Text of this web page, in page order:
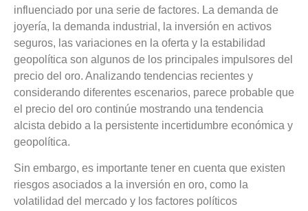
influenciado por una serie de factores. La demanda de
joyería, la demanda industrial, la inversión en activos
seguros, las variaciones en la oferta y la estabilidad
geopolítica son algunos de los principales impulsores del
precio del oro. Analizando tendencias recientes y
considerando diferentes escenarios, parece probable que
el precio del oro continúe mostrando una tendencia
alcista debido a la persistente incertidumbre económica y
geopolítica.
Sin embargo, es importante tener en cuenta que existen
riesgos asociados a la inversión en oro, como la
volatilidad del mercado y los factores políticos